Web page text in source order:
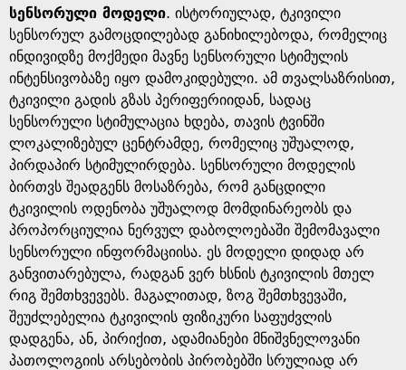
სენსორული მოდელი. ისტორიულად, ტკივილი
სენსორულ გამოცდილებად განიხილებოდა, რომელიც
ინდივიდზე მოქმედი მავნე სენსორული სტიმულის
ინტენსივობაზე იყო დამოკიდებული. ამ თვალსაზრისით,
ტკივილი გადის გზას პერიფერიიდან, სადაც
სენსორული სტიმულაცია ხდება, თავის ტვინში
ლოკალიზებულ ცენტრამდე, რომელიც უშუალოდ,
პირდაპირ სტიმულირდება. სენსორული მოდელის
ბირთვს შეადგენს მოსაზრება, რომ განცდილი
ტკივილის ოდენობა უშუალოდ მომდინარეობს და
პროპორციულია ნერვულ დაბოლოებაში შემომავალი
სენსორული ინფორმაციისა. ეს მოდელი დიდად არ
განვითარებულა, რადგან ვერ ხსნის ტკივილის მთელ
რიგ შემთხვევებს. მაგალითად, ზოგ შემთხვევაში,
შეუძლებელია ტკივილის ფიზიკური საფუძვლის
დადგენა, ან, პირიქით, ადამიანები მნიშვნელოვანი
პათოლოგიის არსებობის პირობებში სრულიად არ